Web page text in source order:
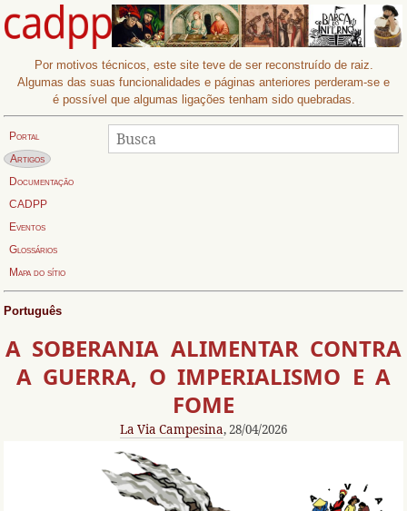
Por motivos técnicos, este site teve de ser reconstruído de raiz.
Algumas das suas funcionalidades e páginas anteriores perderam-se e
é possível que algumas ligações tenham sido quebradas.
Portal
Página actual:
Artigos
Documentação
CADPP
Eventos
Glossários
Mapa do sítio
Busca:
Procurar
Português
A SOBERANIA ALIMENTAR CONTRA
A GUERRA, O IMPERIALISMO E A
FOME
La Via Campesina, 28/04/2026